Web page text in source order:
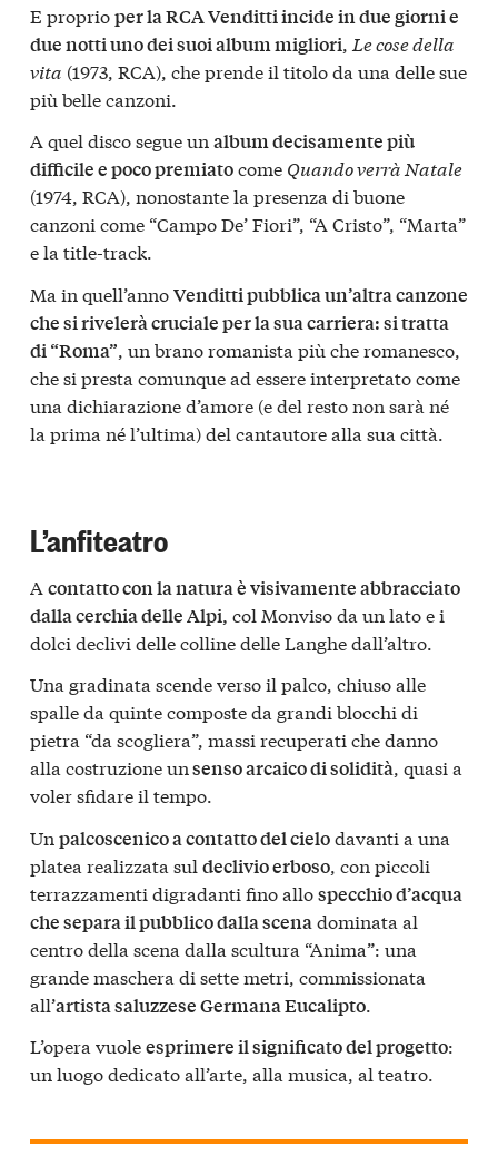
E proprioper la RCA Venditti incide in due giorni e
due notti uno dei suoi album migliori Le cose della
vita (1973, RCA), che prende il titolo da una delle sue
più belle canzoni.
A quel disco segue un album decisamente più
difficile e poco premiatocome Quando verrà Natale
(1974, RCA), nonostante la presenza di buone
canzoni come “Campo De’ Fiori”, “A Cristo”, “Marta”
e la title-track.
Ma in quell’annoVenditti pubblica un’altra canzone
che si rivelerà cruciale per la sua carriera: si tratta
di “Roma”, un brano romanista più che romanesco,
che si presta comunque ad essere interpretato come
una dichiarazione d’amore (e del resto non sarà né
la prima né l’ultima) del cantautore alla sua città.
L’anfiteatro
A contatto con la natura è visivamente abbracciato
dalla cerchia delle Alpi, col Monviso da un lato e i
dolci declivi delle colline delle Langhe dall’altro.
Una gradinata scende verso il palco, chiuso alle
spalle da quinte composte da grandi blocchi di
pietra “da scogliera”, massi recuperati che danno
alla costruzione unsenso arcaico di solidità, quasi a
voler sfidare il tempo.
Un palcoscenico a contatto del cielodavanti a una
platea realizzata sul declivio erboso, con piccoli
terrazzamenti digradanti fino allospecchio d’acqua
che separa il pubblico dalla scenadominata al
centro della scena dalla scultura “Anima”: una
grande maschera di sette metri, commissionata
all’artista saluzzese Germana Eucalipto.
L’opera vuoleesprimere il significato del progetto:
un luogo dedicato all’arte, alla musica, al teatro.